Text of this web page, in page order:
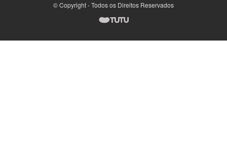
© Copyright - Todos os Direitos Reservados